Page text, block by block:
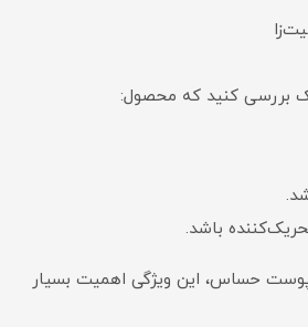
بررسی کنید که محصول:
باشد.
پوست حساس، این ویژگی اهمیت بسیار